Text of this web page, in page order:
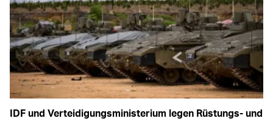
IDF und Verteidigungsministerium legen Rüstungs- und